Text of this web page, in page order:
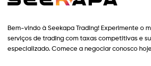
Bem-vindo à Seekapa Trading! Experimente o
serviços de trading com taxas competitivas e
especializado. Comece a negociar conosco